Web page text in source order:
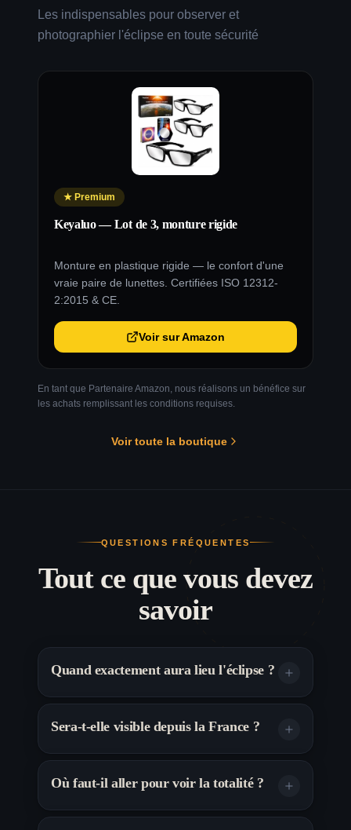
Les indispensables pour observer et
photographier l'éclipse en toute sécurité
★ Premium
Keyaluo — Lot de 3, monture rigide
Monture en plastique rigide — le confort d'une
vraie paire de lunettes. Certifiées ISO 12312-
2:2015 & CE.
Voir sur Amazon
En tant que Partenaire Amazon, nous réalisons un bénéfice sur
les achats remplissant les conditions requises.
Voir toute la boutique
QUESTIONS FRÉQUENTES
Tout ce que vous devez
savoir
Quand exactement aura lieu l'éclipse ?
Sera-t-elle visible depuis la France ?
Où faut-il aller pour voir la totalité ?